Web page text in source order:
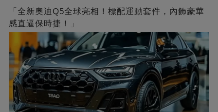
「全新奧迪Q5全球亮相！標配運動套件，內飾豪華
感直逼保時捷！」